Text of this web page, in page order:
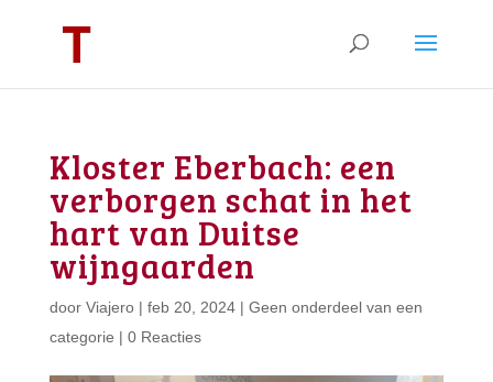
Kloster Eberbach: een
verborgen schat in het
hart van Duitse
wijngaarden
door Viajero| feb 20, 2024| Geen onderdeel van een
categorie | 0 Reacties